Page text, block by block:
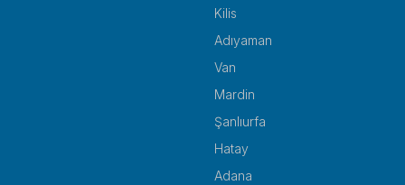
Kilis
Adıyaman
Van
Mardin
Şanlıurfa
Hatay
Adana